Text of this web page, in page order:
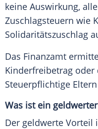
keine Auswirkung,
Zuschlagsteuern wie
Solidaritätszuschlag
Das Finanzamt
Kinderfreibetrag
Steuerpflichtige
Was ist ein
Der geldwerte Vorteil